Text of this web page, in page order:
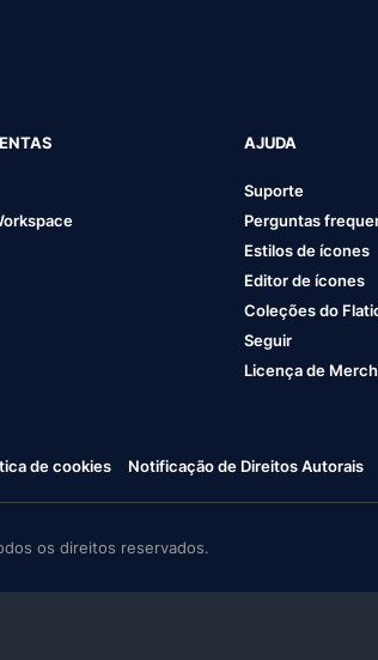
AJUDA
Suporte
Perguntas
Estilos de ícones
Editor de ícones
Coleções do
Seguir
Licença de
de cookies Notificação de Direitos Autorais
os direitos reservados.